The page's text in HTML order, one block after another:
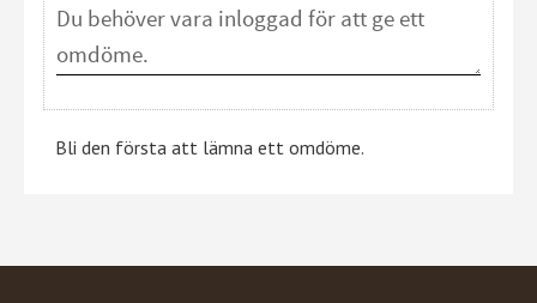
Bli den första att lämna ett omdöme.